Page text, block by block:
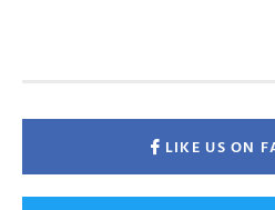
LIKE US ON